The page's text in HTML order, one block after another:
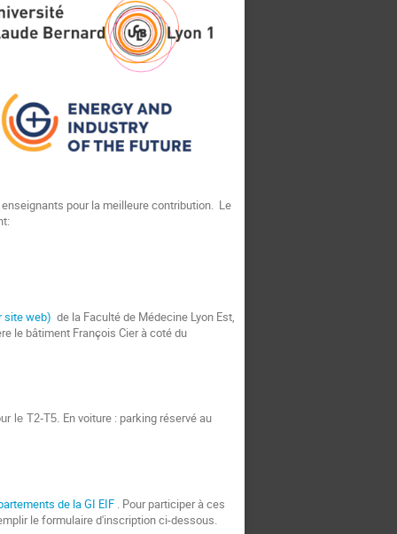
pour la meilleure contribution. Le
site web) de la Faculté de Médecine Lyon Est,
le bâtiment François Cier à coté du
le T2-T5. En voiture : parking réservé au
de la GI EIF . Pour participer à ces
le formulaire d'inscription ci-dessous.